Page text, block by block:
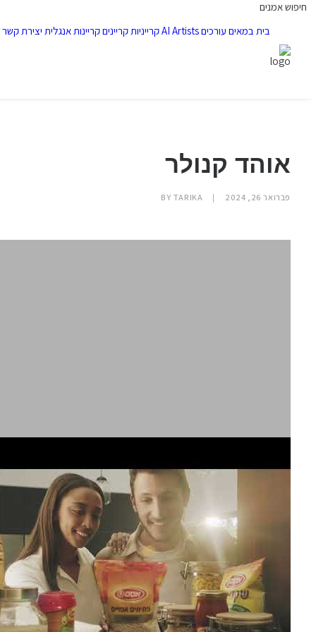
חיפוש אמנים
בית במאים עורכיםAI Artistsקרייניותקרייניםקריינות אנגלית יצירת קשר
אוהד קנולר
פברואר 26, 2024 |
BY TARIKA